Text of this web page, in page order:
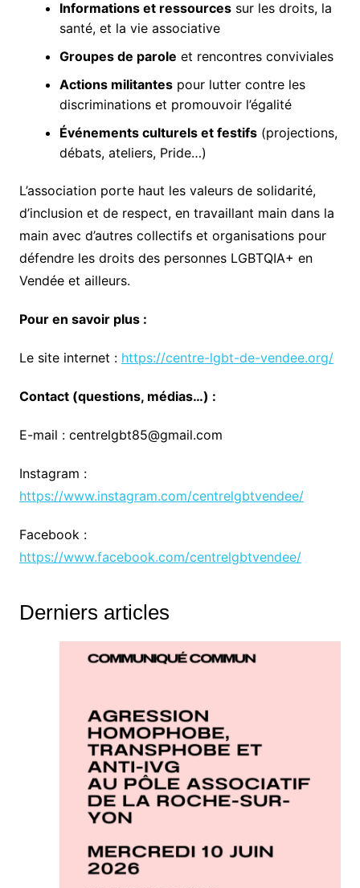
Informations et ressourcessur les droits, la
santé, et la vie associative
Groupes de parole et rencontres conviviales
Actions militantespour lutter contre les
discriminations et promouvoir l’égalité
Événements culturels et festifs(projections,
débats, ateliers, Pride…)
L’association porte haut les valeurs de solidarité,
d’inclusion et de respect, en travaillant main dans la
main avec d’autres collectifs et organisations pour
défendre les droits des personnes LGBTQIA+ en
Vendée et ailleurs.
Pour en savoir plus :
Le site internet : https://centre-lgbt-de-vendee.org/
Contact (questions, médias…) :
E-mail : centrelgbt85@gmail.com
Instagram :
https://www.instagram.com/centrelgbtvendee/
Facebook :
https://www.facebook.com/centrelgbtvendee/
Derniers articles